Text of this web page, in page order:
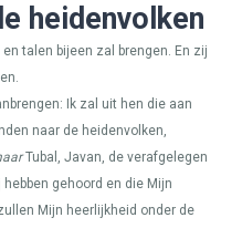
heidenvolken
talen bijeen zal brengen. En zij
Ik zal uit hen die aan
naar de heidenvolken,
Tubal, Javan, de verafgelegen
gehoord en die Mijn
Mijn heerlijkheid onder de